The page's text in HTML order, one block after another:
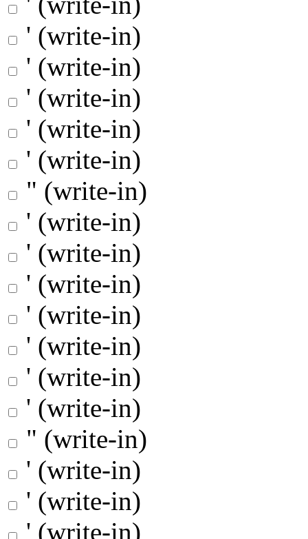
' (write-in)
' (write-in)
' (write-in)
' (write-in)
' (write-in)
" (write-in)
' (write-in)
' (write-in)
' (write-in)
' (write-in)
' (write-in)
' (write-in)
' (write-in)
" (write-in)
' (write-in)
' (write-in)
' (write-in)